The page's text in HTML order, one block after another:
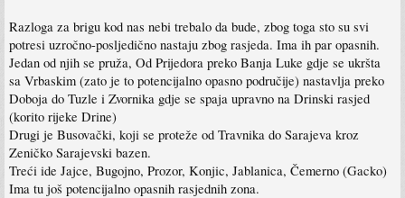
Razloga za brigu kod nas nebi trebalo da bude, zbog toga sto su svi
potresi uzročno-posljedično nastaju zbog rasjeda. Ima ih par opasnih.
Jedan od njih se pruža, Od Prijedora preko Banja Luke gdje se ukršta
sa Vrbaskim (zato je to potencijalno opasno područije) nastavlja preko
Doboja do Tuzle i Zvornika gdje se spaja upravno na Drinski rasjed
(korito rijeke Drine)
Drugi je Busovački, koji se proteže od Travnika do Sarajeva kroz
Zeničko Sarajevski bazen.
Treći ide Jajce, Bugojno, Prozor, Konjic, Jablanica, Čemerno (Gacko)
Ima tu još potencijalno opasnih rasjednih zona.